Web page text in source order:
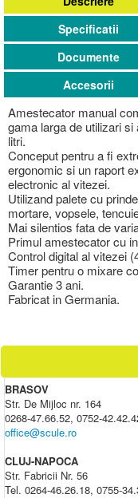
Amestecator manual
gama larga de utilizari
litri.
Conceput pentru a fi
ergonomic si un raport
electronic al vitezei.
Utilizand palete cu
mortare, vopsele,
Mai silentios fata de
Primul amestecator cu
Control digital al vitezei
Timer pentru o mixare
Garantie 3 ani.
Fabricat in Germania.
Specificatii
Documente
Accesorii
BRASOV
Str. De Mijloc nr. 164
0268-47.66.52, 0752-
office@scule.ro
CLUJ-NAPOCA
Str. Fabricii Nr. 56
Tel. 0264-46.26.18, 0755-